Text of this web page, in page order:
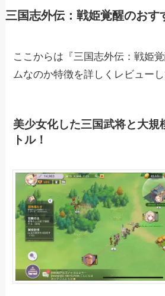
三国志外伝：戦姫覚醒のおす
ここからは『三国志外伝：戦姫
ムなのか特徴を詳しくレビュー
美少女化した三国武将と大規
トル！